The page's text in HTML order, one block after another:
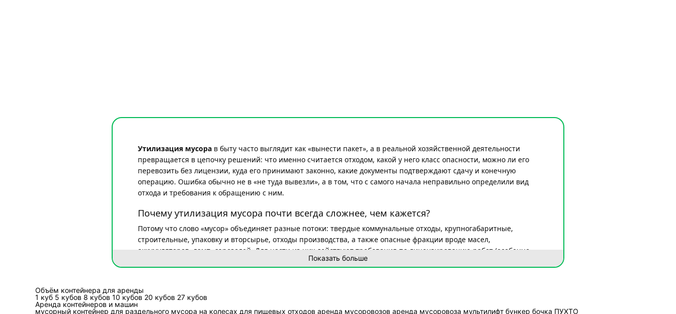
Утилизация мусора в быту часто выглядит как «вынести пакет», а в реальной хозяйственной деятельности
превращается в цепочку решений: что именно считается отходом, какой у него класс опасности, можно ли его
перевозить без лицензии, куда его принимают законно, какие документы подтверждают сдачу и конечную
операцию. Ошибка обычно не в «не туда вывезли», а в том, что с самого начала неправильно определили вид
отхода и требования к обращению с ним.
Почему утилизация мусора почти всегда сложнее, чем кажется?
Потому что слово «мусор» объединяет разные потоки: твердые коммунальные отходы, крупногабаритные,
строительные, упаковку и вторсырье, отходы производства, а также опасные фракции вроде масел,
аккумуляторов, ламп, аэрозолей. Для части из них действуют требования по лицензированию работ (особенно
по отходам I–IV классов опасности), по классификации и учету, по маршруту и объекту, где допускается
Какие отходы у вас на самом деле?
Показать больше
Объём контейнера для аренды
1 куб 5 кубов 8 кубов 10 кубов 20 кубов 27 кубов
Аренда контейнеров и машин
мусорный контейнер для раздельного мусора на колесах для пищевых отходов аренда мусоровозов аренда мусоровоза мультилифт бункер бочка ПУХТО